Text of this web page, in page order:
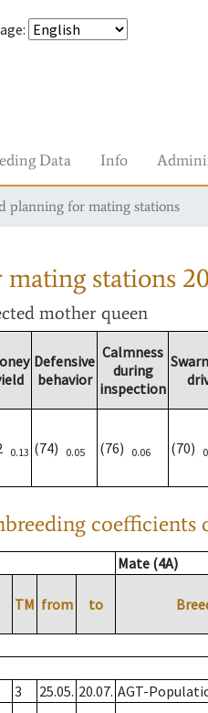
:
Data Info
planning for mating stations
stations
mother queen
Defensive
behavior
Calmness
during
inspection
0.13 (74) 0.05 (76) 0.06 (70)
coefficients
Mate (4A)
TM from to
3 25.05. 20.07. AGT-